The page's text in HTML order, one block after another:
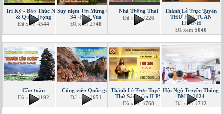
Tri Kỷ - Bảo Thúc Nha
& Quản Trọng
Đã xem4544
Suy niệm Tin Mừng CN
34 -Kitô Vua
Đã xem2748
Nhà Thông Thái
Đã xem3226
Thánh Lễ Trực Tuyến
THỨ HAI TUẦN
THÁNH
Đã xem 5040
Cầu toàn
Đã xem3192
Công viên Quốc gia
Đã xem3651
Thánh Lễ Trực Tuyến -
Thứ Sáu tuần II PS
Đã xem4768
Hội Ngộ Truyền Thông
BMT -2024
Đã xem1712